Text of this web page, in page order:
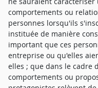
comportements ou
personnes lorsqu'ils
instituée de manière
important que ces
entreprise ou qu'elles
elles ; que dans le cadre
comportements ou